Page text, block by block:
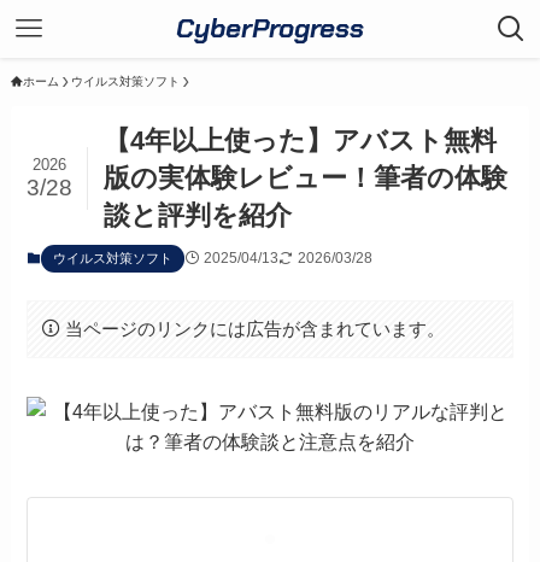
CyberProgress
ホーム ウイルス対策ソフト
【4年以上使った】アバスト無料
版の実体験レビュー！筆者の体験
談と評判を紹介
2026
3/28
ウイルス対策ソフト 2025/04/13 2026/03/28
当ページのリンクには広告が含まれています。